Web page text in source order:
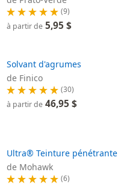
(9)
à partir de 5,95 $
Solvant d'agrumes
de Finico
(30)
à partir de 46,95 $
Ultra® Teinture pénétrante
de Mohawk
(6)